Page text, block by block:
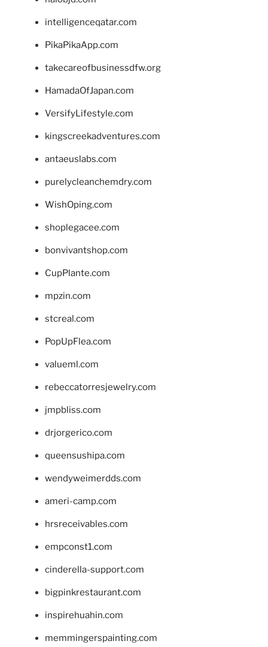
intelligenceqatar.com
PikaPikaApp.com
takecareofbusinessdfw.org
HamadaOfJapan.com
VersifyLifestyle.com
kingscreekadventures.com
antaeuslabs.com
purelycleanchemdry.com
WishOping.com
shoplegacee.com
bonvivantshop.com
CupPlante.com
mpzin.com
stcreal.com
PopUpFlea.com
valueml.com
rebeccatorresjewelry.com
jmpbliss.com
drjorgerico.com
queensushipa.com
wendyweimerdds.com
ameri-camp.com
hrsreceivables.com
empconst1.com
cinderella-support.com
bigpinkrestaurant.com
inspirehuahin.com
memmingerspainting.com